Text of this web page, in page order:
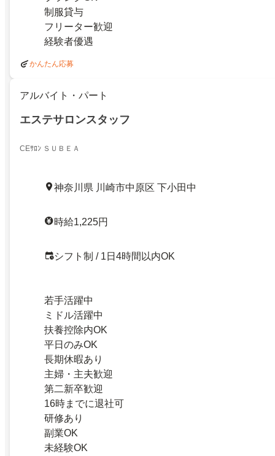
制服貸与
フリーター歓迎
経験者優遇
かんたん応募
アルバイト・パート
エステサロンスタッフ
CEｻﾛﾝ ＳＵＢＥＡ
神奈川県 川崎市中原区 下小田中
時給1,225円
シフト制 / 1日4時間以内OK
若手活躍中
ミドル活躍中
扶養控除内OK
平日のみOK
長期休暇あり
主婦・主夫歓迎
第二新卒歓迎
16時までに退社可
研修あり
副業OK
未経験OK